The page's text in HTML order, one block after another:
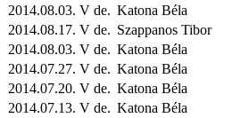
2014.08.03. V de. Katona Béla
2014.08.17. V de. Szappanos Tibor
2014.08.03. V de. Katona Béla
2014.07.27. V de. Katona Béla
2014.07.20. V de. Katona Béla
2014.07.13. V de. Katona Béla